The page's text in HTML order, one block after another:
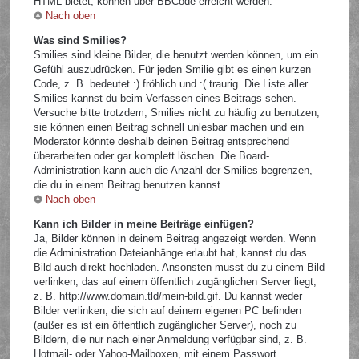
Nach oben
Was sind Smilies?
Smilies sind kleine Bilder, die benutzt werden können, um ein
Gefühl auszudrücken. Für jeden Smilie gibt es einen kurzen
Code, z. B. bedeutet :) fröhlich und :( traurig. Die Liste aller
Smilies kannst du beim Verfassen eines Beitrags sehen.
Versuche bitte trotzdem, Smilies nicht zu häufig zu benutzen,
sie können einen Beitrag schnell unlesbar machen und ein
Moderator könnte deshalb deinen Beitrag entsprechend
überarbeiten oder gar komplett löschen. Die Board-
Administration kann auch die Anzahl der Smilies begrenzen,
die du in einem Beitrag benutzen kannst.
Nach oben
Kann ich Bilder in meine Beiträge einfügen?
Ja, Bilder können in deinem Beitrag angezeigt werden. Wenn
die Administration Dateianhänge erlaubt hat, kannst du das
Bild auch direkt hochladen. Ansonsten musst du zu einem Bild
verlinken, das auf einem öffentlich zugänglichen Server liegt,
z. B. http://www.domain.tld/mein-bild.gif. Du kannst weder
Bilder verlinken, die sich auf deinem eigenen PC befinden
(außer es ist ein öffentlich zugänglicher Server), noch zu
Bildern, die nur nach einer Anmeldung verfügbar sind, z. B.
Hotmail- oder Yahoo-Mailboxen, mit einem Passwort